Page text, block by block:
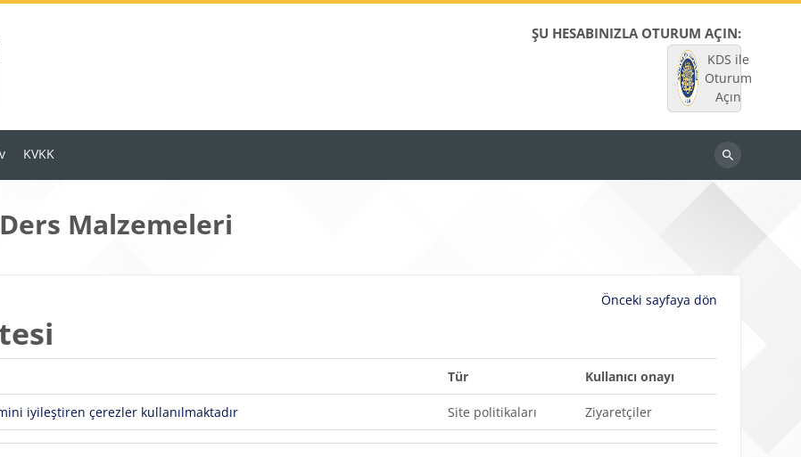
ŞU HESABINIZLA OTURUM AÇIN:
KDS ile
Oturum
Açın
KVKK
Dersleri
ara
Malzemeleri
Önceki sayfaya dön
Tür Kullanıcı onayı
iyileştiren çerezler kullanılmaktadır Site politikaları Ziyaretçiler